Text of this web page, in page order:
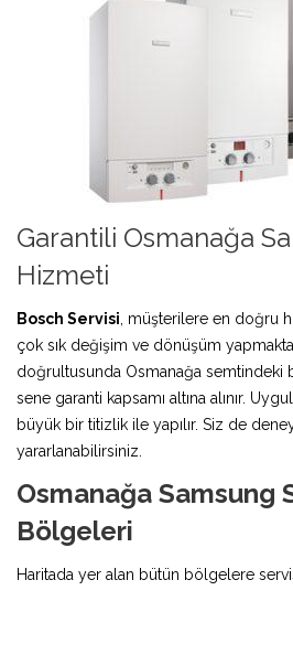
Garantili Osmanağa
Hizmeti
Bosch Servisi , müşterilere en doğru
çok sık değişim ve dönüşüm
doğrultusunda Osmanağa semtindeki
sene garanti kapsamı altına alınır.
büyük bir titizlik ile yapılır. Siz de
yararlanabilirsiniz.
Osmanağa Samsung
Bölgeleri
Haritada yer alan bütün bölgelere